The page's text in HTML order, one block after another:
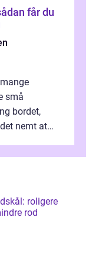
små
bordet,
nemt at
roligere
rod